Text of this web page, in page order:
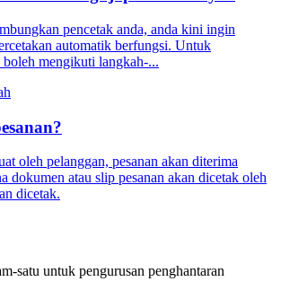
pencetak anda, anda kini ingin
automatik berfungsi. Untuk
mengikuti langkah-...
oleh pelanggan, pesanan akan diterima
dokumen atau slip pesanan akan dicetak oleh
dicetak.
satu untuk pengurusan penghantaran